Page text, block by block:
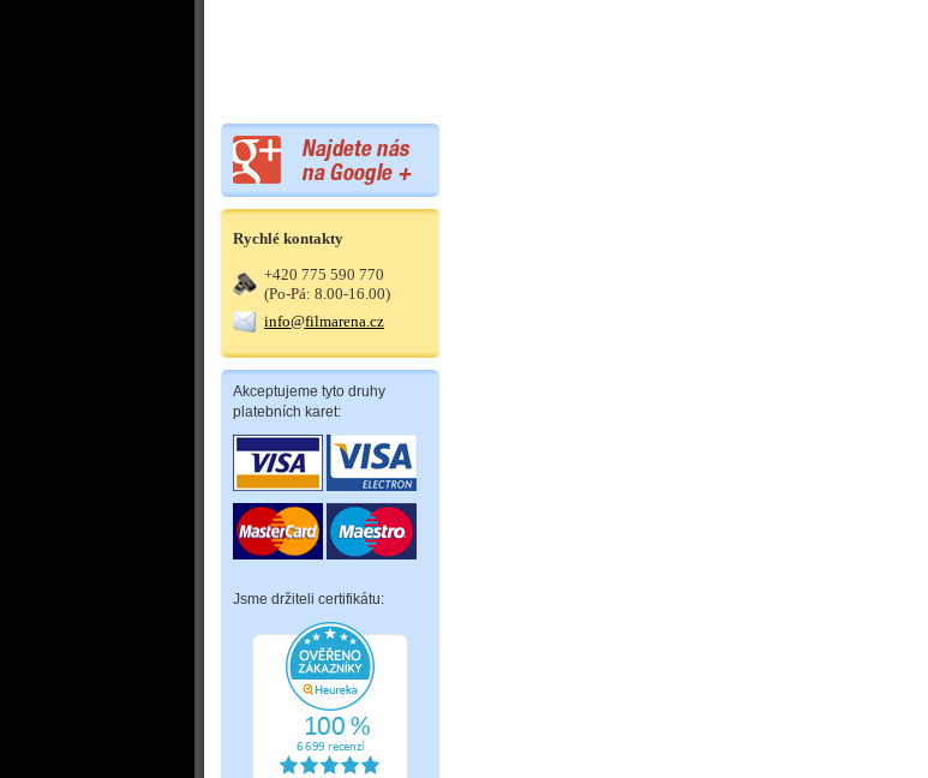
Rychlé kontakty
+420 775 590 770
(Po-Pá: 8.00-16.00)
info@filmarena.cz
Akceptujeme tyto druhy
platebních karet:
Jsme držiteli certifikátu: